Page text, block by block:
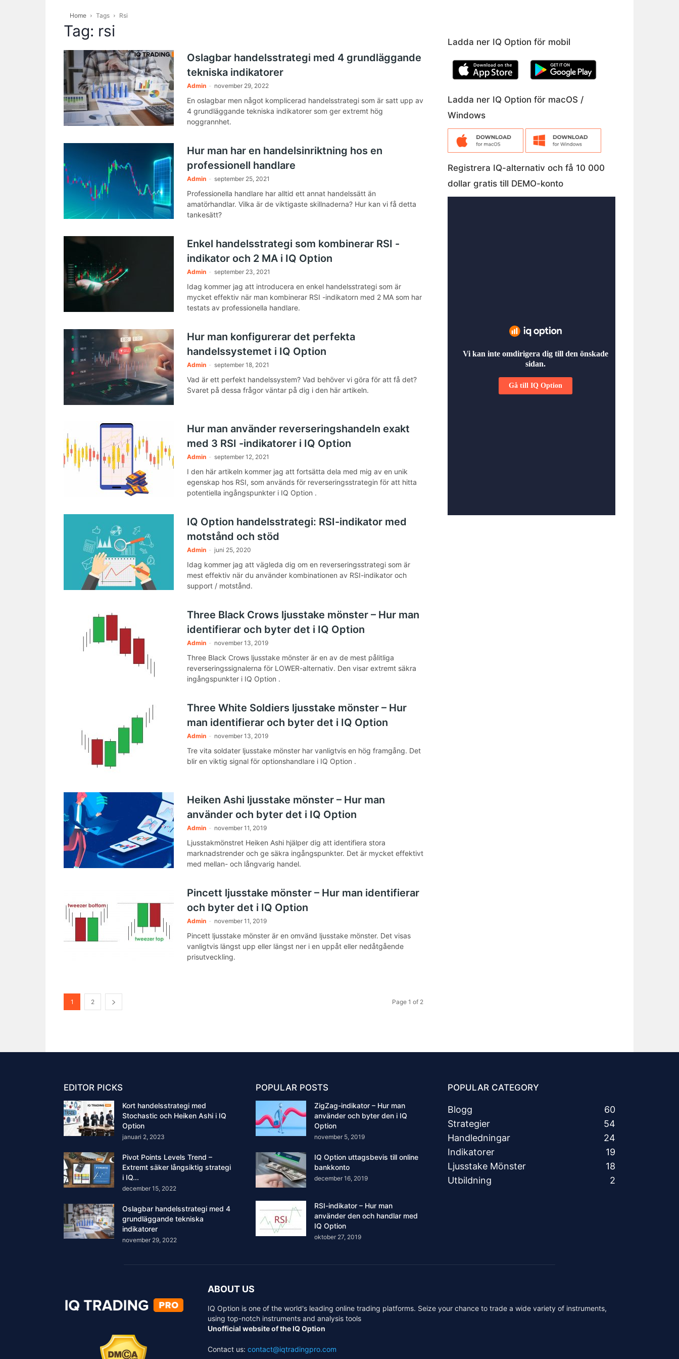
Home Tags Rsi
Tag: rsi
Oslagbar handelsstrategi med 4 grundläggande
tekniska indikatorer
Admin - november 29, 2022
En oslagbar men något komplicerad handelsstrategi som är satt upp av
4 grundläggande tekniska indikatorer som ger extremt hög
noggrannhet.
Hur man har en handelsinriktning hos en
professionell handlare
Admin - september 25, 2021
Professionella handlare har alltid ett annat handelssätt än
amatörhandlar. Vilka är de viktigaste skillnaderna? Hur kan vi få detta
tankesätt?
Enkel handelsstrategi som kombinerar RSI -
indikator och 2 MA i IQ Option
Admin - september 23, 2021
Idag kommer jag att introducera en enkel handelsstrategi som är
mycket effektiv när man kombinerar RSI -indikatorn med 2 MA som har
testats av professionella handlare.
Hur man konfigurerar det perfekta
handelssystemet i IQ Option
Admin - september 18, 2021
Vad är ett perfekt handelssystem? Vad behöver vi göra för att få det?
Svaret på dessa frågor väntar på dig i den här artikeln.
Hur man använder reverseringshandeln exakt
med 3 RSI -indikatorer i IQ Option
Admin - september 12, 2021
I den här artikeln kommer jag att fortsätta dela med mig av en unik
egenskap hos RSI, som används för reverseringsstrategin för att hitta
potentiella ingångspunkter i IQ Option .
IQ Option handelsstrategi: RSI-indikator med
motstånd och stöd
Admin - juni 25, 2020
Idag kommer jag att vägleda dig om en reverseringsstrategi som är
mest effektiv när du använder kombinationen av RSI-indikator och
support / motstånd.
Three Black Crows ljusstake mönster – Hur man
identifierar och byter det i IQ Option
Admin - november 13, 2019
Three Black Crows ljusstake mönster är en av de mest pålitliga
reverseringssignalerna för LOWER-alternativ. Den visar extremt säkra
ingångspunkter i IQ Option .
Three White Soldiers ljusstake mönster – Hur
man identifierar och byter det i IQ Option
Admin - november 13, 2019
Tre vita soldater ljusstake mönster har vanligtvis en hög framgång. Det
blir en viktig signal för optionshandlare i IQ Option .
Heiken Ashi ljusstake mönster – Hur man
använder och byter det i IQ Option
Admin - november 11, 2019
Ljusstakmönstret Heiken Ashi hjälper dig att identifiera stora
marknadstrender och ge säkra ingångspunkter. Det är mycket effektivt
med mellan- och långvarig handel.
Pincett ljusstake mönster – Hur man identifierar
och byter det i IQ Option
Admin - november 11, 2019
Pincett ljusstake mönster är en omvänd ljusstake mönster. Det visas
vanligtvis längst upp eller längst ner i en uppåt eller nedåtgående
prisutveckling.
1 2 Page 1 of 2
Ladda ner IQ Option för mobil
Ladda ner IQ Option för macOS /
Windows
Registrera IQ-alternativ och få 10 000
dollar gratis till DEMO-konto
EDITOR PICKS
Kort handelsstrategi med
Stochastic och Heiken Ashi i IQ
Option
januari 2, 2023
Pivot Points Levels Trend –
Extremt säker långsiktig strategi
i IQ...
december 15, 2022
Oslagbar handelsstrategi med 4
grundläggande tekniska
indikatorer
november 29, 2022
POPULAR POSTS
ZigZag-indikator – Hur man
använder och byter den i IQ
Option
november 5, 2019
IQ Option uttagsbevis till online
bankkonto
december 16, 2019
RSI-indikator – Hur man
använder den och handlar med
IQ Option
oktober 27, 2019
POPULAR CATEGORY
Blogg
60
Strategier
54
Handledningar
24
Indikatorer
19
Ljusstake Mönster
18
Utbildning
2
ABOUT US
IQ Option is one of the world's leading online trading platforms. Seize your chance to trade a wide variety of instruments,
using top-notch instruments and analysis tools
Unofficial website of the IQ Option
Contact us: contact@iqtradingpro.com